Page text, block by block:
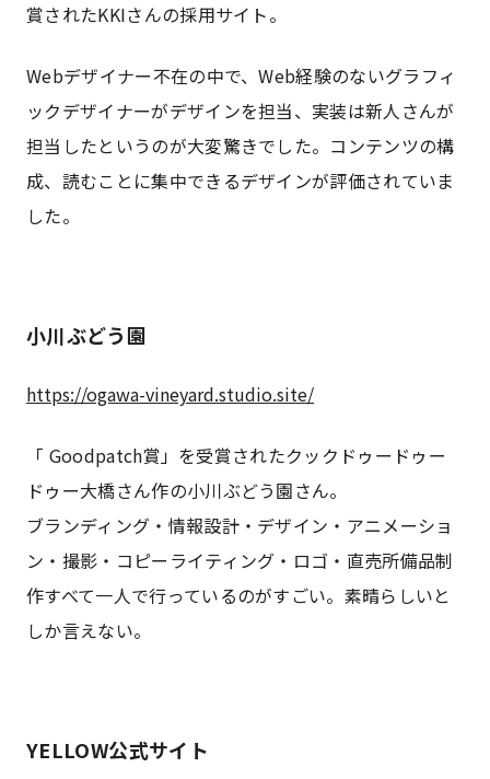
賞されたKKIさんの採用サイト。
Webデザイナー不在の中で、Web経験のないグラフィ
ックデザイナーがデザインを担当、実装は新人さんが
担当したというのが大変驚きでした。コンテンツの構
成、読むことに集中できるデザインが評価されていま
した。
小川ぶどう園
https://ogawa-vineyard.studio.site/
「 Goodpatch賞」を受賞されたクックドゥードゥー
ドゥー大橋さん作の小川ぶどう園さん。
ブランディング・情報設計・デザイン・アニメーショ
ン・撮影・コピーライティング・ロゴ・直売所備品制
作すべて一人で行っているのがすごい。素晴らしいと
しか言えない。
YELLOW公式サイト